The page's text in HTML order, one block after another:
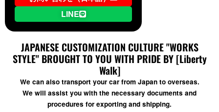
LINE
JAPANESE CUSTOMIZATION CULTURE "WORKS
STYLE" BROUGHT TO YOU WITH PRIDE BY [Liberty
Walk]
We can also transport your car from Japan to overseas.
We will assist you with the necessary documents and
procedures for exporting and shipping.